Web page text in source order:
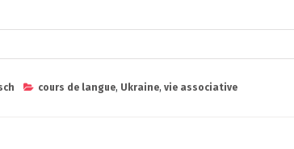
cours de langue, Ukraine, vie associative